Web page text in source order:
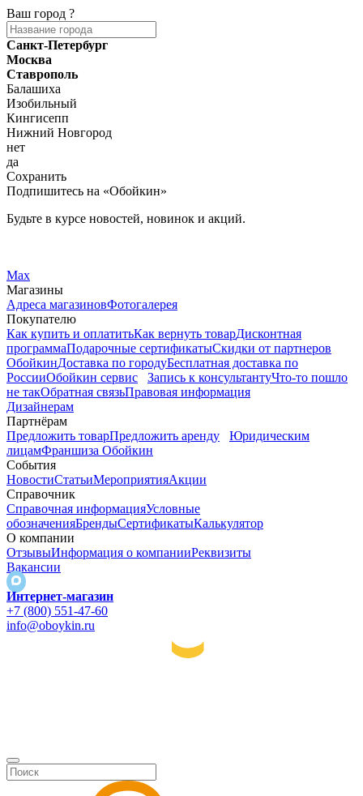
Ваш город ?
Санкт-Петербург
Москва
Ставрополь
Балашиха
Изобильный
Кингисепп
Нижний Новгород
нет
да
Сохранить
Подпишитесь на «Обойкин»
Будьте в курсе новостей, новинок и акций.
Max
Магазины
Адреса магазиновФотогалерея
Покупателю
Как купить и оплатитьКак вернуть товарДисконтная
программаПодарочные сертификатыСкидки от партнеров
ОбойкинДоставка по городуБесплатная доставка по
РоссииОбойкин сервис Запись к консультантуЧто-то пошло
не такОбратная связьПравовая информация
Дизайнерам
Партнёрам
Предложить товарПредложить аренду
Юридическим
лицамФраншиза Обойкин
События
НовостиСтатьиМероприятияАкции
Справочник
Справочная информацияУсловные
обозначенияБрендыСертификатыКалькулятор
О компании
ОтзывыИнформация о компанииРеквизиты
Вакансии
Интернет-магазин
+7 (800) 551-47-60
info@oboykin.ru